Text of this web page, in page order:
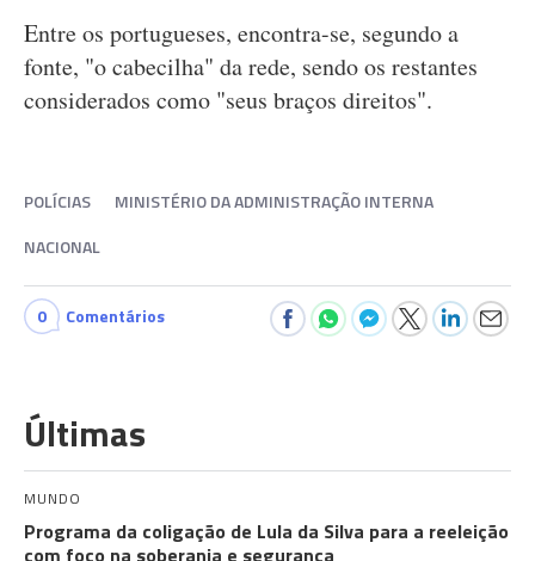
Entre os portugueses, encontra-se, segundo a
fonte, "o cabecilha" da rede, sendo os restantes
considerados como "seus braços direitos".
POLÍCIAS
MINISTÉRIO DA ADMINISTRAÇÃO INTERNA
NACIONAL
0 Comentários
Últimas
MUNDO
Programa da coligação de Lula da Silva para a reeleição
com foco na soberania e segurança